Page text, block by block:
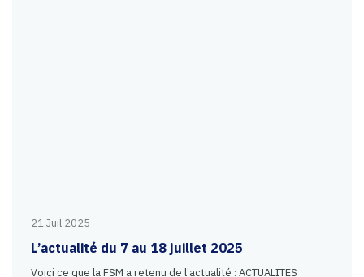
21 Juil 2025
L’actualité du 7 au 18 juillet 2025
Voici ce que la FSM a retenu de l’actualité : ACTUALITES